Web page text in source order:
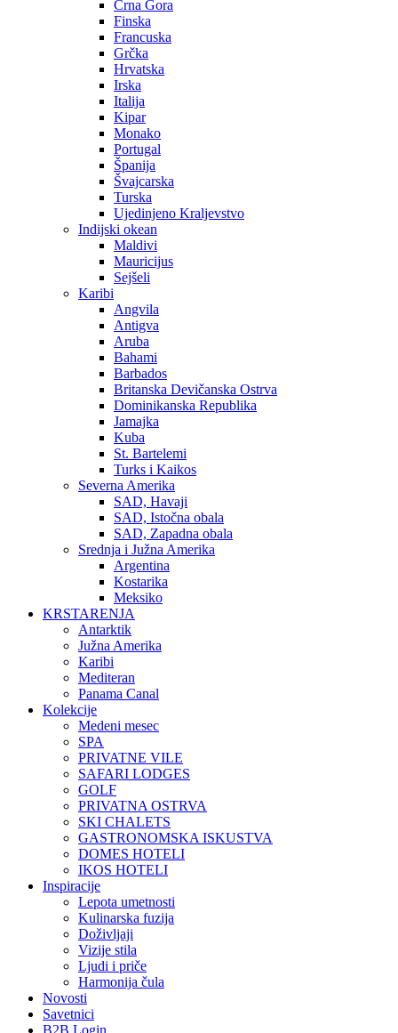
Crna Gora
Finska
Francuska
Grčka
Hrvatska
Irska
Italija
Kipar
Monako
Portugal
Španija
Švajcarska
Turska
Ujedinjeno Kraljevstvo
Indijski okean
Maldivi
Mauricijus
Sejšeli
Karibi
Angvila
Antigva
Aruba
Bahami
Barbados
Britanska Devičanska Ostrva
Dominikanska Republika
Jamajka
Kuba
St. Bartelemi
Turks i Kaikos
Severna Amerika
SAD, Havaji
SAD, Istočna obala
SAD, Zapadna obala
Srednja i Južna Amerika
Argentina
Kostarika
Meksiko
KRSTARENJA
Antarktik
Južna Amerika
Karibi
Mediteran
Panama Canal
Kolekcije
Medeni mesec
SPA
PRIVATNE VILE
SAFARI LODGES
GOLF
PRIVATNA OSTRVA
SKI CHALETS
GASTRONOMSKA ISKUSTVA
DOMES HOTELI
IKOS HOTELI
Inspiracije
Lepota umetnosti
Kulinarska fuzija
Doživljaji
Vizije stila
Ljudi i priče
Harmonija čula
Novosti
Savetnici
B2B Login